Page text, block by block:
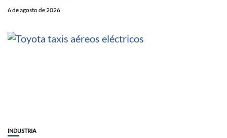
6 de agosto de 2026
INDUSTRIA